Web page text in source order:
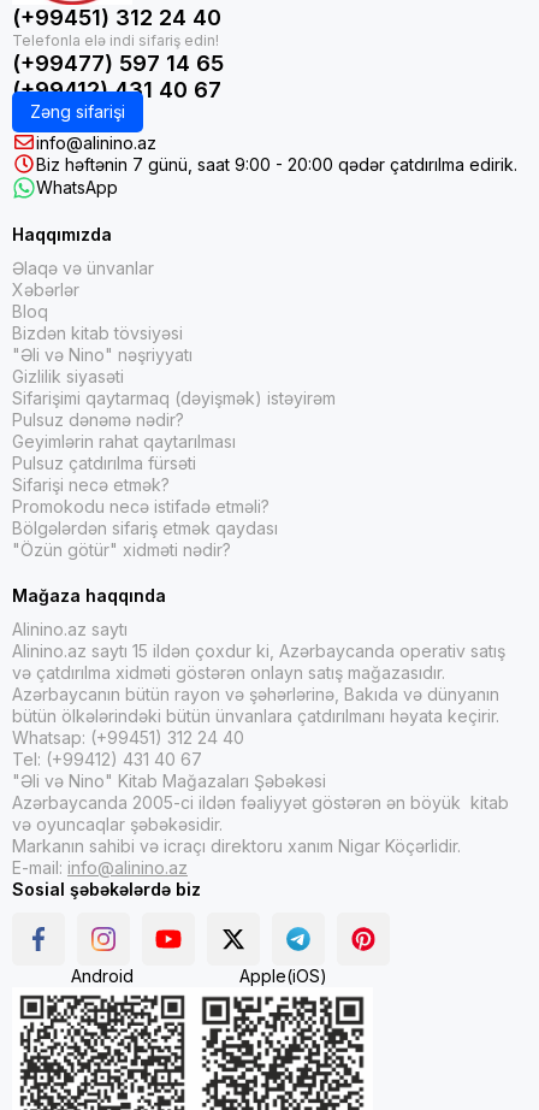
(+99451) 312 24 40
(+99477) 597 14 65
(+99412) 431 40 67
Zəng sifarişi
info@alinino.az
Biz həftənin 7 günü, saat 9:00 - 20:00 qədər çatdırılma edirik.
WhatsApp
Haqqımızda
Əlaqə və ünvanlar
Xəbərlər
Bloq
Bizdən kitab tövsiyəsi
"Əli və Nino" nəşriyyatı
Gizlilik siyasəti
Sifarişimi qaytarmaq (dəyişmək) istəyirəm
Pulsuz dənəmə nədir?
Geyimlərin rahat qaytarılması
Pulsuz çatdırılma fürsəti
Sifarişi necə etmək?
Promokodu necə istifadə etməli?
Bölgələrdən sifariş etmək qaydası
"Özün götür" xidməti nədir?
Mağaza haqqında
Alinino.az saytı
Alinino.az saytı 15 ildən çoxdur ki, Azərbaycanda operativ satış
və çatdırılma xidməti göstərən onlayn satış mağazasıdır.
Azərbaycanın bütün rayon və şəhərlərinə, Bakıda və dünyanın
bütün ölkələrindəki bütün ünvanlara çatdırılmanı həyata keçirir.
Whatsap: (+99451) 312 24 40
Tel: (+99412) 431 40 67
"Əli və Nino" Kitab Mağazaları Şəbəkəsi
Azərbaycanda 2005-ci ildən fəaliyyət göstərən ən böyük kitab
və oyuncaqlar şəbəkəsidir.
Markanın sahibi və icraçı direktoru xanım Nigar Köçərlidir.
E-mail: info@alinino.az
Sosial şəbəkələrdə biz
Android Apple(iOS)